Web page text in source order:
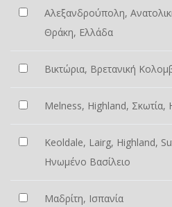
Αλεξανδρούπολη,
Θράκη, Ελλάδα
Βικτώρια, Βρετανική
Melness, Highland, Σκωτία,
Keoldale, Lairg, Highland,
Ηνωμένο Βασίλειο
Μαδρίτη, Ισπανία